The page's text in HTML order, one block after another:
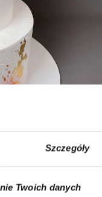
Szczegóły
Twoich danych